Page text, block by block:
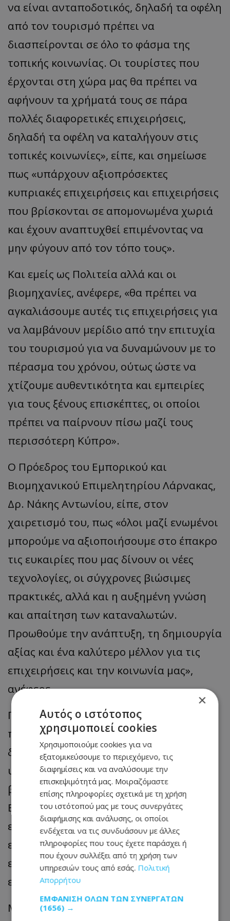
να είναι ανταποδοτικός, δηλαδή τα οφέλη
από τον τουρισμό πρέπει να
διασπείρονται σε όλο το φάσμα της
τοπικής κοινωνίας. Οι τουρίστες που
έρχονται στη χώρα μας θα πρέπει να
αφήνουν τα χρήματά τους σε πάρα
πολλές διαφορετικές επιχειρήσεις,
δηλαδή τα οφέλη να καταλήγουν στις
τοπικές κοινωνίες», είπε, και σημείωσε
πως «υπάρχουν αξιοπρόσεκτες
κυπριακές επιχειρήσεις και επιχειρήσεις
που βρίσκονται σε απομονωμένα χωριά
και έχουν αναπτυχθεί επιμένοντας να
μην φύγουν από τον τόπο τους».
Και εμείς ως Πολιτεία αλλά και οι
βιομηχανίες, ανέφερε, «θα πρέπει να
αγκαλιάσουμε αυτές τις επιχειρήσεις για
να λαμβάνουν μερίδιο από την επιτυχία
του τουρισμού για να δυναμώνουν με το
πέρασμα του χρόνου, ούτως ώστε να
χτίζουμε αυθεντικότητα και εμπειρίες
για τους ξένους επισκέπτες, οι οποίοι
πρέπει να παίρνουν πίσω μαζί τους
περισσότερη Κύπρο».
Ο Πρόεδρος του Εμπορικού και
Βιομηχανικού Επιμελητηρίου Λάρνακας,
Δρ. Νάκης Αντωνίου, είπε, στον
χαιρετισμό του, πως «όλοι μαζί ενωμένοι
μπορούμε να αξιοποιήσουμε στο έπακρο
τις ευκαιρίες που μας δίνουν οι νέες
τεχνολογίες, οι σύγχρονες βιώσιμες
πρακτικές, αλλά και η αυξημένη γνώση
και απαίτηση των καταναλωτών.
Προωθούμε την ανάπτυξη, τη δημιουργία
αξίας και ένα καλύτερο μέλλον για τις
επιχειρήσεις και την κοινωνία μας»,
ανέφερε.
Πρόσθεσε ότι «τα τελευταία χρόνια
παρατηρούμε σημαντικές αλλαγές στις
διατροφικές προτιμήσεις του κοινού. Η
υγεία, η ποιότητα και η βιωσιμότητα
βρίσκονται πλέον στο επίκεντρο και ως
ΕΒΕΛ και ως εκπρόσωποι του
επιχειρηματικού κόσμου, έχουμε την
ευθύνη να προσαρμοζόμαστε, να
εξελισσόμαστε και να καινοτομούμε,»
είπε.
Μπορούμε, συνέχισε ο κ. Αντωνίου, «και
×
Αυτός ο ιστότοπος
χρησιμοποιεί cookies
Χρησιμοποιούμε cookies για να
εξατομικεύσουμε το περιεχόμενο, τις
διαφημίσεις και να αναλύσουμε την
επισκεψιμότητά μας. Μοιραζόμαστε
επίσης πληροφορίες σχετικά με τη χρήση
του ιστότοπού μας με τους συνεργάτες
διαφήμισης και ανάλυσης, οι οποίοι
ενδέχεται να τις συνδυάσουν με άλλες
πληροφορίες που τους έχετε παράσχει ή
που έχουν συλλέξει από τη χρήση των
υπηρεσιών τους από εσάς. Πολιτική
Απορρήτου
ΕΜΦΆΝΙΣΗ ΌΛΩΝ ΤΩΝ ΣΥΝΕΡΓΑΤΏΝ
(1656) →